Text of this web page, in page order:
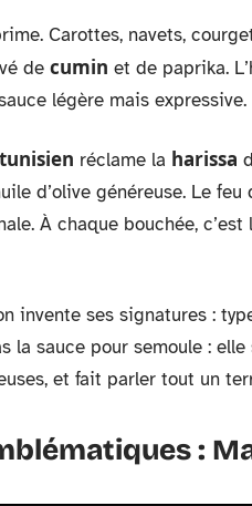
Carottes, navets,
de cumin et de paprika.
légère mais expressive.
réclame la harissa
d’olive généreuse. Le
À chaque bouchée, c’est
invente ses signatures :
la sauce pour semoule :
et fait parler tout un
: